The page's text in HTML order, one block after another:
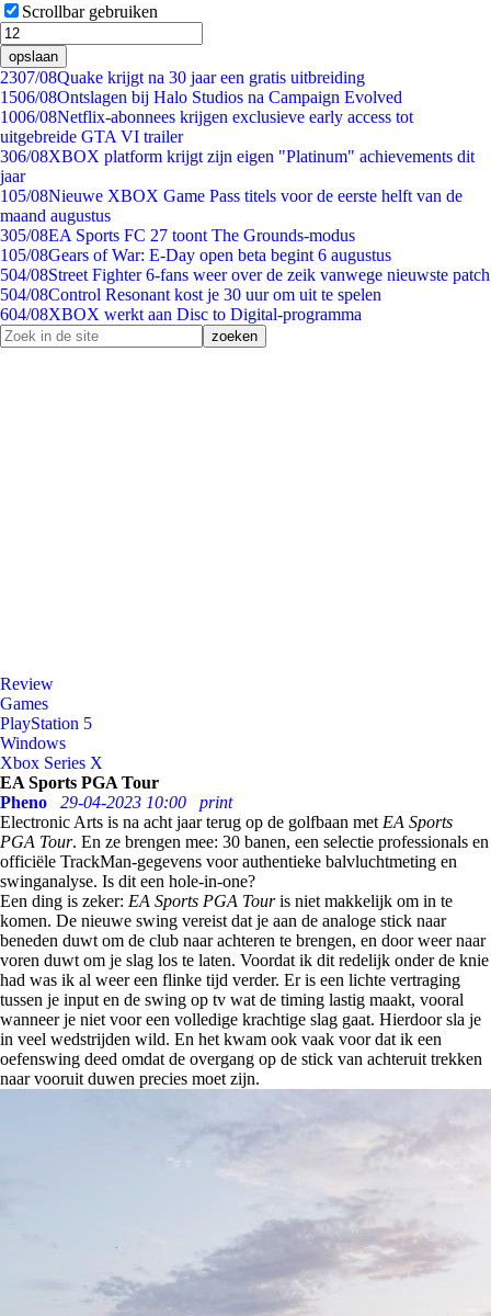
Scrollbar gebruiken
opslaan
2307/08Quake krijgt na 30 jaar een gratis uitbreiding
1506/08Ontslagen bij Halo Studios na Campaign Evolved
1006/08Netflix-abonnees krijgen exclusieve early access tot
uitgebreide GTA VI trailer
306/08XBOX platform krijgt zijn eigen "Platinum" achievements dit
jaar
105/08Nieuwe XBOX Game Pass titels voor de eerste helft van de
maand augustus
305/08EA Sports FC 27 toont The Grounds-modus
105/08Gears of War: E-Day open beta begint 6 augustus
504/08Street Fighter 6-fans weer over de zeik vanwege nieuwste patch
504/08Control Resonant kost je 30 uur om uit te spelen
604/08XBOX werkt aan Disc to Digital-programma
Review
Games
PlayStation 5
Windows
Xbox Series X
EA Sports PGA Tour
Pheno
29-04-2023 10:00
print
Electronic Arts is na acht jaar terug op de golfbaan met EA Sports
PGA Tour. En ze brengen mee: 30 banen, een selectie professionals en
officiële TrackMan-gegevens voor authentieke balvluchtmeting en
swinganalyse. Is dit een hole-in-one?
Een ding is zeker: EA Sports PGA Touris niet makkelijk om in te
komen. De nieuwe swing vereist dat je aan de analoge stick naar
beneden duwt om de club naar achteren te brengen, en door weer naar
voren duwt om je slag los te laten. Voordat ik dit redelijk onder de knie
had was ik al weer een flinke tijd verder. Er is een lichte vertraging
tussen je input en de swing op tv wat de timing lastig maakt, vooral
wanneer je niet voor een volledige krachtige slag gaat. Hierdoor sla je
in veel wedstrijden wild. En het kwam ook vaak voor dat ik een
oefenswing deed omdat de overgang op de stick van achteruit trekken
naar vooruit duwen precies moet zijn.